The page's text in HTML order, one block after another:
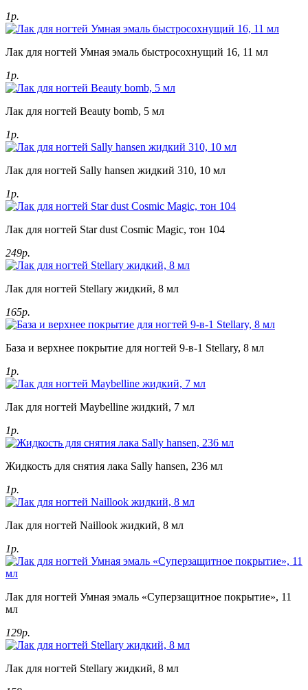
1р.
Лак для ногтей Умная эмаль быстросохнущий 16, 11 мл
1р.
Лак для ногтей Beauty bomb, 5 мл
1р.
Лак для ногтей Sally hansen жидкий 310, 10 мл
1р.
Лак для ногтей Star dust Cosmic Magic, тон 104
249р.
Лак для ногтей Stellary жидкий, 8 мл
165р.
База и верхнее покрытие для ногтей 9-в-1 Stellary, 8 мл
1р.
Лак для ногтей Maybelline жидкий, 7 мл
1р.
Жидкость для снятия лака Sally hansen, 236 мл
1р.
Лак для ногтей Naillook жидкий, 8 мл
1р.
Лак для ногтей Умная эмаль «Суперзащитное покрытие», 11
мл
129р.
Лак для ногтей Stellary жидкий, 8 мл